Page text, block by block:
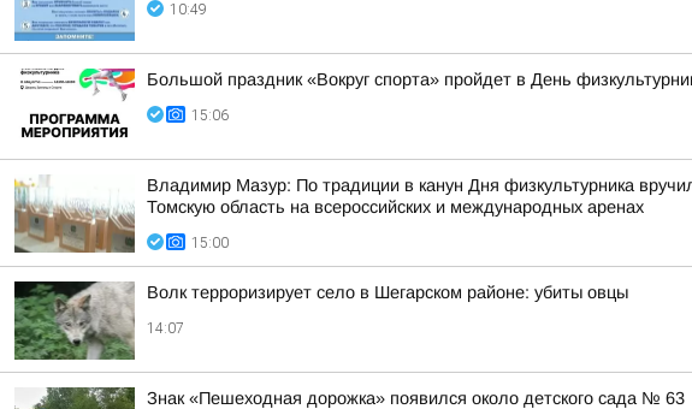
10:49
Большой праздник «Вокруг спорта» пройдет в День
15:06
Владимир Мазур: По традиции в канун Дня физкультурника
Томскую область на всероссийских и международных аренах
15:00
Волк терроризирует село в Шегарском районе: убиты овцы
14:07
Знак «Пешеходная дорожка» появился около детского сада № 63